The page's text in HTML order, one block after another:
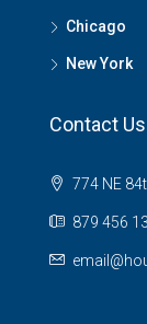
Chicago
New York
Contact Us
774 NE
879 456